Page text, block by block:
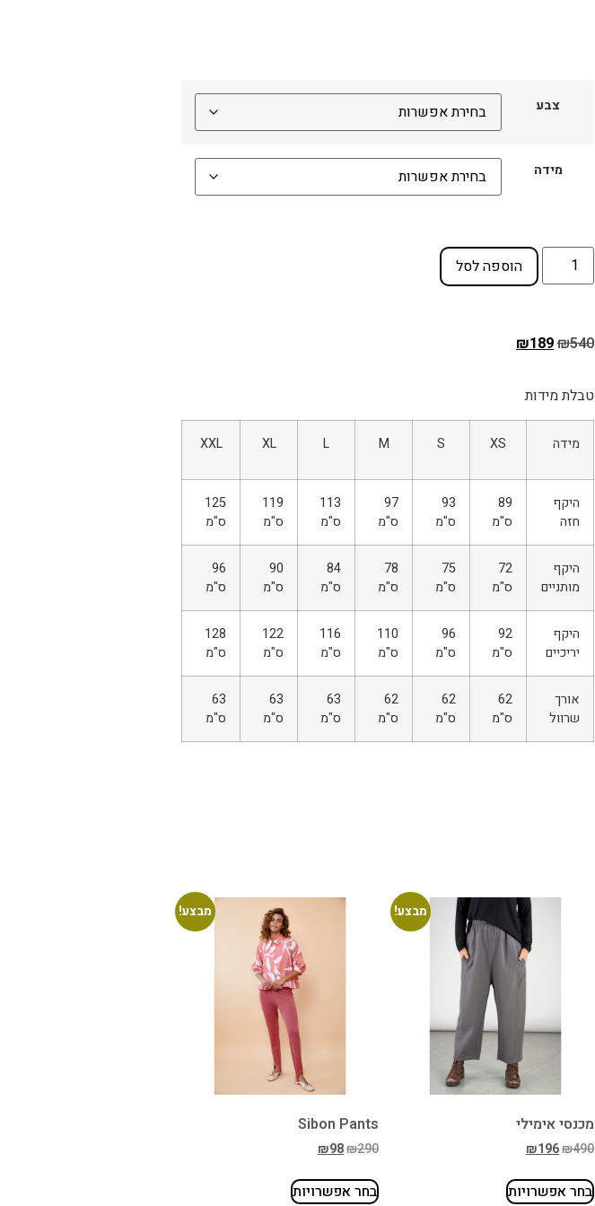
צבע
מידה
הוספה לסל
₪540
₪189
טבלת מידות
מידה XS
S
M
L
XL
XXL
היקף
חזה
89
ס"מ
93
ס"מ
97
ס"מ
113
ס"מ
119
ס"מ
125
ס"מ
היקף
מותניים
72
ס"מ
75
ס"מ
78
ס"מ
84
ס"מ
90
ס"מ
96
ס"מ
היקף
יריכיים
92
ס"מ
96
ס"מ
110
ס"מ
116
ס"מ
122
ס"מ
128
ס"מ
אורך
שרוול
62
ס"מ
62
ס"מ
62
ס"מ
63
ס"מ
63
ס"מ
63
ס"מ
מבצע!
מכנסי אימילי
₪490
₪196
בחר אפשרויות
מבצע!
Sibon Pants
₪290
₪98
בחר אפשרויות